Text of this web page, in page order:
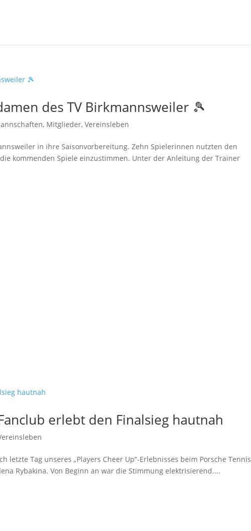
des TV Birkmannsweiler 🎾
, Mitglieder,Vereinsleben
in ihre Saisonvorbereitung. Zehn Spielerinnen nutzten den
kommenden Spiele einzustimmen. Unter der Anleitung der Trainer
erlebt den Finalsieg hautnah
Tag unseres „Players Cheer Up“-Erlebnisses beim Porsche Tennis
Rybakina. Von Beginn an war die Stimmung elektrisierend....